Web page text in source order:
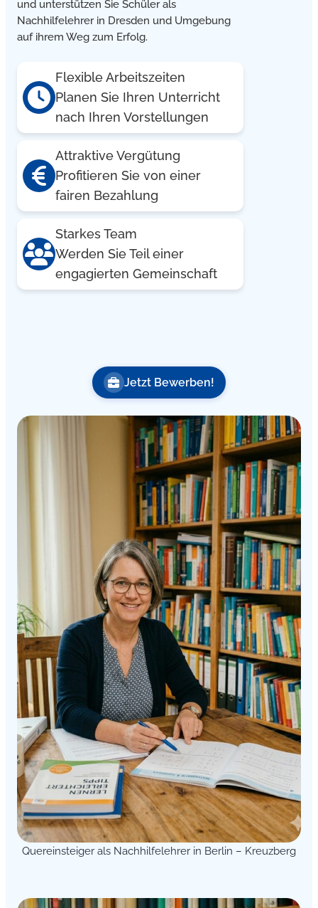
und unterstützen Sie Schüler als
Nachhilfelehrer in Dresden und Umgebung
auf ihrem Weg zum Erfolg.
Flexible Arbeitszeiten
Planen Sie Ihren Unterricht
nach Ihren Vorstellungen
Attraktive Vergütung
Profitieren Sie von einer
fairen Bezahlung
Starkes Team
Werden Sie Teil einer
engagierten Gemeinschaft
Jetzt Bewerben!
Quereinsteiger als Nachhilfelehrer in Berlin – Kreuzberg